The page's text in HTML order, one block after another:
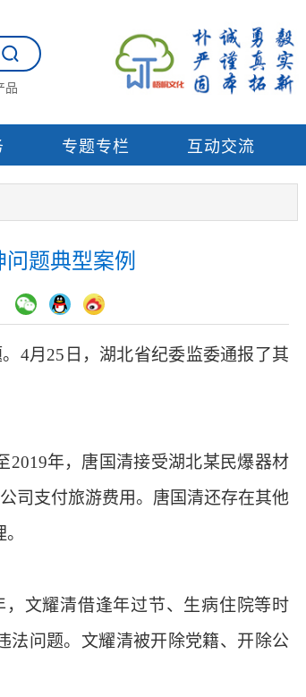
品
专题专栏 互动交流
题典型案例
4月25日，湖北省纪委监委通报了其
2019年，唐国清接受湖北某民爆器材
司支付旅游费用。唐国清还存在其他
，文耀清借逢年过节、生病住院等时
法问题。文耀清被开除党籍、开除公